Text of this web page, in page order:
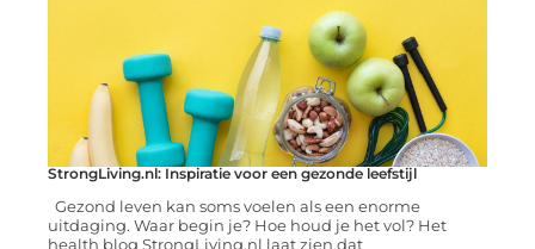
StrongLiving.nl: Inspiratie voor een gezonde leefstijl
Gezond leven kan soms voelen als een enorme
uitdaging. Waar begin je? Hoe houd je het vol? Het
health blog StrongLiving.nl laat zien dat